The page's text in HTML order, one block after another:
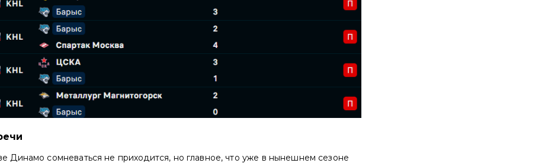
Динамо сомневаться не приходится, но главное, что уже в нынешнем сезоне